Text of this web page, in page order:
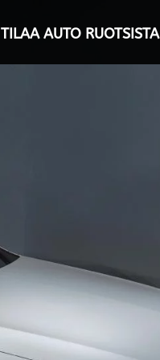
TILAA AUTO RUOTSISTA